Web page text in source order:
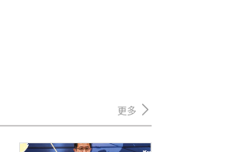
更多